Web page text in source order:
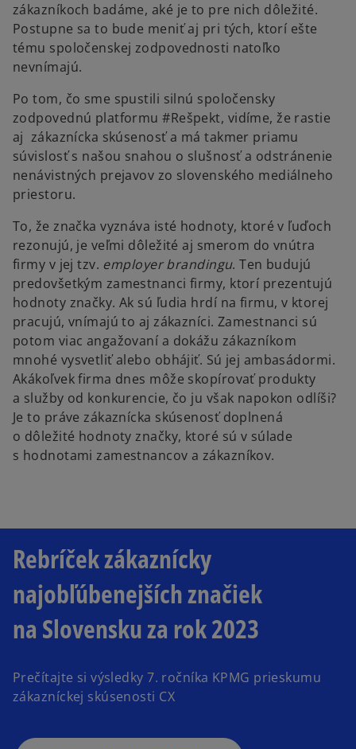
zákazníkoch badáme, aké je to pre nich dôležité.
Postupne sa to bude meniť aj pri tých, ktorí ešte
tému spoločenskej zodpovednosti natoľko
nevnímajú.
Po tom, čo sme spustili silnú spoločensky
zodpovednú platformu #Rešpekt, vidíme, že rastie
aj zákaznícka skúsenosť a má takmer priamu
súvislosť s našou snahou o slušnosť a odstránenie
nenávistných prejavov zo slovenského mediálneho
priestoru.
To, že značka vyznáva isté hodnoty, ktoré v ľuďoch
rezonujú, je veľmi dôležité aj smerom do vnútra
firmy v jej tzv. employer brandingu. Ten budujú
predovšetkým zamestnanci firmy, ktorí prezentujú
hodnoty značky. Ak sú ľudia hrdí na firmu, v ktorej
pracujú, vnímajú to aj zákazníci. Zamestnanci sú
potom viac angažovaní a dokážu zákazníkom
mnohé vysvetliť alebo obhájiť. Sú jej ambasádormi.
Akákoľvek firma dnes môže skopírovať produkty
a služby od konkurencie, čo ju však napokon odlíši?
Je to práve zákaznícka skúsenosť doplnená
o dôležité hodnoty značky, ktoré sú v súlade
s hodnotami zamestnancov a zákazníkov.
Rebríček zákaznícky
najobľúbenejších značiek
na Slovensku za rok 2023
Prečítajte si výsledky 7. ročníka KPMG prieskumu
zákazníckej skúsenosti CX
o
p
n
n